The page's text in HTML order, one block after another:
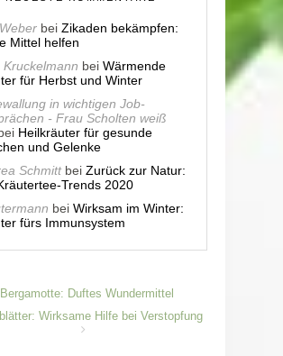
bei Zikaden bekämpfen:
Mittel helfen
Kruckelmann bei Wärmende
für Herbst und Winter
in wichtigen Job-
- Frau Scholten weiß
Heilkräuter für gesunde
und Gelenke
Schmittbei Zurück zur Natur:
Trends 2020
bei Wirksam im Winter:
fürs Immunsystem
Bergamotte: Duftes Wundermittel
Wirksame Hilfe bei Verstopfung